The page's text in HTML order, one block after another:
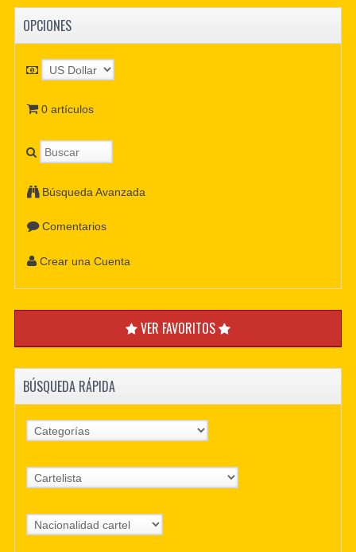
OPCIONES
0 artículos
Búsqueda Avanzada
Comentarios
Crear una Cuenta
VER FAVORITOS
BÚSQUEDA RÁPIDA